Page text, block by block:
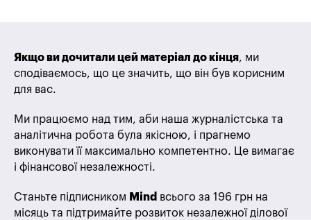
Якщо ви дочитали цей матеріал до кінця, ми
сподіваємось, що це значить, що він був корисним
для вас.
Ми працюємо над тим, аби наша журналістська та
аналітична робота була якісною, і прагнемо
виконувати її максимально компетентно. Це вимагає
і фінансової незалежності.
Станьте підписником Mind всього за 196 грн на
місяць та підтримайте розвиток незалежної ділової